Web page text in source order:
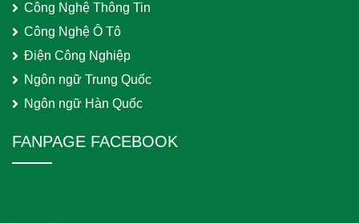
Công Nghệ Thông Tin
Công Nghệ Ô Tô
Điện Công Nghiệp
Ngôn ngữ Trung Quốc
Ngôn ngữ Hàn Quốc
FANPAGE FACEBOOK